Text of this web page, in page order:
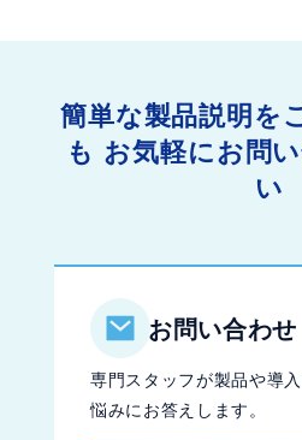
簡単な製品説明を
も お気軽にお問
い
お問い合わせ
専門スタッフが製品や導
悩みにお答えします。